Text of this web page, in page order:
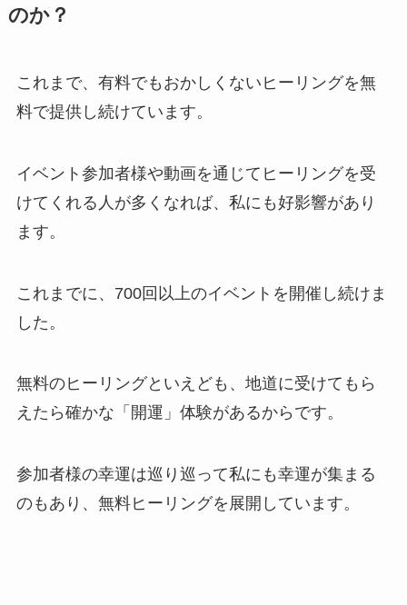
のか？
これまで、有料でもおかしくないヒーリングを無
料で提供し続けています。
イベント参加者様や動画を通じてヒーリングを受
けてくれる人が多くなれば、私にも好影響があり
ます。
これまでに、700回以上のイベントを開催し続けま
した。
無料のヒーリングといえども、地道に受けてもら
えたら確かな「開運」体験があるからです。
参加者様の幸運は巡り巡って私にも幸運が集まる
のもあり、無料ヒーリングを展開しています。